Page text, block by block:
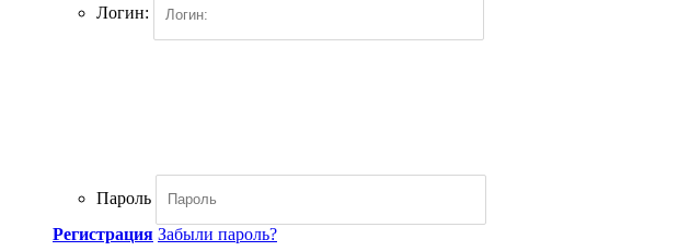
Логин:
Пароль
Регистрация Забыли пароль?